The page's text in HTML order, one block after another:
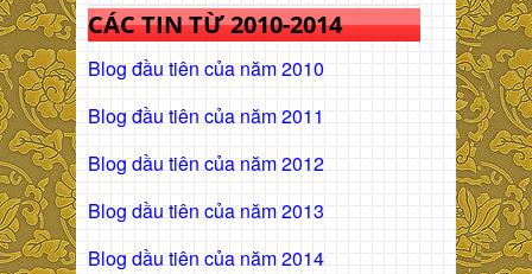
CÁC TIN TỪ 2010-2014
Blog đầu tiên của năm 2010
Blog đầu tiên của năm 2011
Blog dầu tiên của năm 2012
Blog dầu tiên của năm 2013
Blog dầu tiên của năm 2014